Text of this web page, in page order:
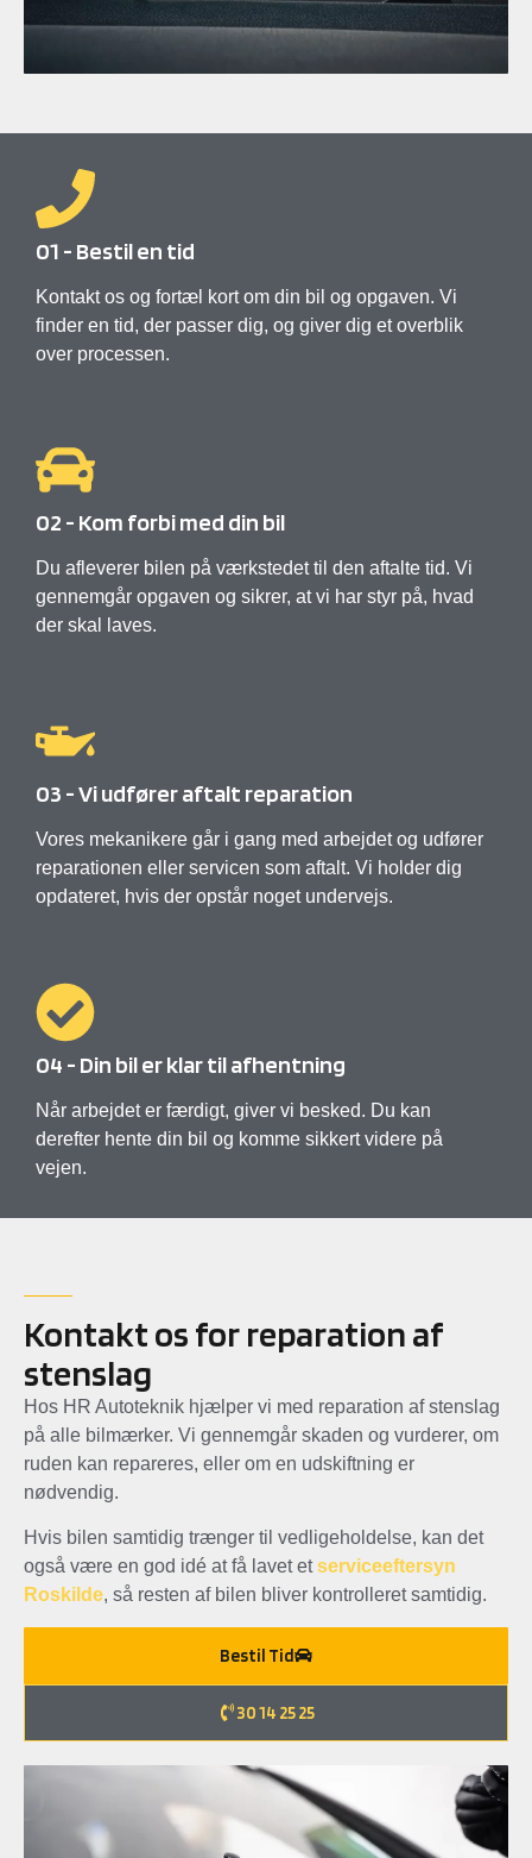
01 - Bestil en tid
Kontakt os og fortæl kort om din bil og opgaven. Vi
finder en tid, der passer dig, og giver dig et overblik
over processen.
02 - Kom forbi med din bil
Du afleverer bilen på værkstedet til den aftalte tid. Vi
gennemgår opgaven og sikrer, at vi har styr på, hvad
der skal laves.
03 - Vi udfører aftalt reparation
Vores mekanikere går i gang med arbejdet og udfører
reparationen eller servicen som aftalt. Vi holder dig
opdateret, hvis der opstår noget undervejs.
04 - Din bil er klar til afhentning
Når arbejdet er færdigt, giver vi besked. Du kan
derefter hente din bil og komme sikkert videre på
vejen.
Kontakt os for reparation af
stenslag
Hos HR Autoteknik hjælper vi med reparation af stenslag
på alle bilmærker. Vi gennemgår skaden og vurderer, om
ruden kan repareres, eller om en udskiftning er
nødvendig.
Hvis bilen samtidig trænger til vedligeholdelse, kan det
også være en god idé at få lavet etserviceeftersyn
Roskilde, så resten af bilen bliver kontrolleret samtidig.
Bestil Tid
30 14 25 25